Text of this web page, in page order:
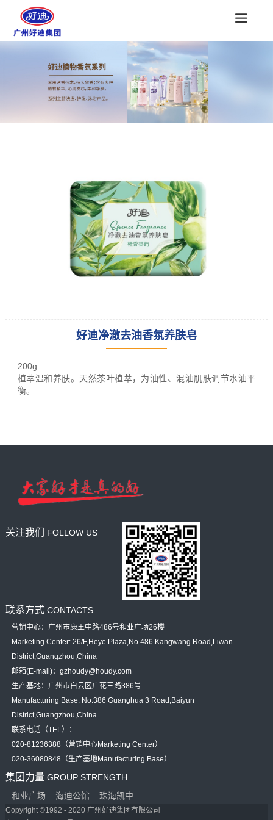
好迪净澈去油香氛养肤皂
and provider
200g
植萃温和养肤。 天然茶叶植萃，为油性、混油肌肤调节水油平
衡。
关注我们 FOLLOW US
联系方式 CONTACTS
营销中心：广州市康王中路486号和业广场26楼
Marketing Center: 26/F,Heye Plaza,No.486 Kangwang Road,Liwan
District,Guangzhou,China
邮箱(E-mail)：gzhoudy@houdy.com
生产基地：广州市白云区广花三路386号
Manufacturing Base: No.386 Guanghua 3 Road,Baiyun
District,Guangzhou,China
联系电话（TEL）：
020-81236388（营销中心Marketing Center）
020-36080848（生产基地Manufacturing Base）
集团力量 GROUP STRENGTH
和业广场
海迪公馆 珠海凯中
Copyright ©1992 - 2020 广州好迪集团有限公司